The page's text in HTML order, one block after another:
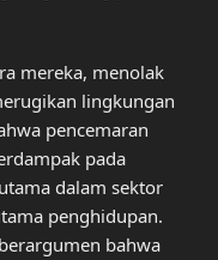
mereka, menolak
lingkungan
pencemaran
pada
dalam sektor
penghidupan.
bahwa